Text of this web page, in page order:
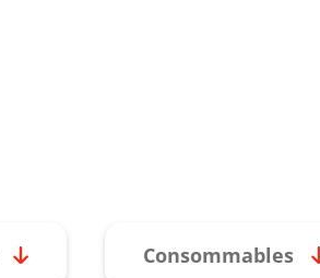
Consommables